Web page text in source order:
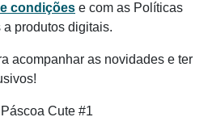
condições e com as Políticas
produtos digitais.
acompanhar as novidades e ter
Cute #1